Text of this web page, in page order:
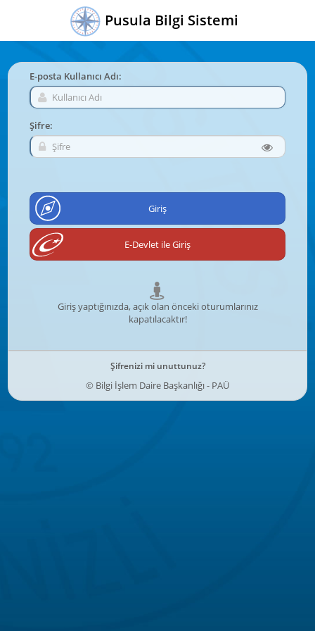
Pusula Bilgi Sistemi
E-posta Kullanıcı Adı:
Şifre:
Giriş yaptığınızda, açık olan önceki oturumlarınız
kapatılacaktır!
Şifrenizi mi unuttunuz?
© Bilgi İşlem Daire Başkanlığı - PAÜ